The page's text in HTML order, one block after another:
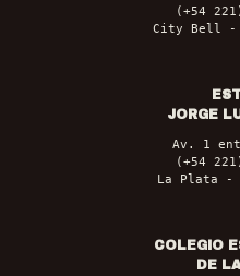
(+54
City Bell -
JORGE
Av. 1
(+54
La Plata -
COLEGIO
DE